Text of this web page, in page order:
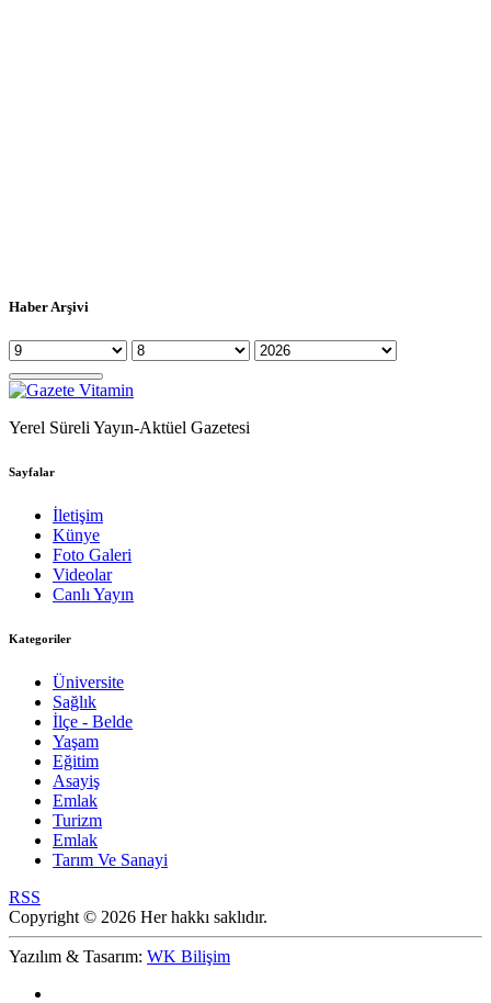
Haber Arşivi
Yerel Süreli Yayın-Aktüel Gazetesi
Sayfalar
İletişim
Künye
Foto Galeri
Videolar
Canlı Yayın
Kategoriler
Üniversite
Sağlık
İlçe - Belde
Yaşam
Eğitim
Asayiş
Emlak
Turizm
Emlak
Tarım Ve Sanayi
RSS
Copyright © 2026 Her hakkı saklıdır.
Yazılım & Tasarım: WK Bilişim